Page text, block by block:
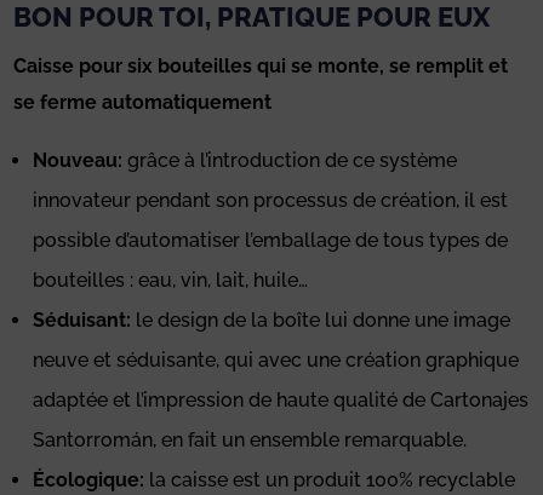
BON POUR TOI, PRATIQUE POUR EUX
Caisse pour six bouteilles qui se monte, se remplit et
se ferme automatiquement
Nouveau:grâce à l’introduction de ce système
innovateur pendant son processus de création, il est
possible d’automatiser l’emballage de tous types de
bouteilles : eau, vin, lait, huile…
Séduisant: le design de la boîte lui donne une image
neuve et séduisante, qui avec une création graphique
adaptée et l’impression de haute qualité de Cartonajes
Santorromán, en fait un ensemble remarquable.
Écologique: la caisse est un produit 100% recyclable